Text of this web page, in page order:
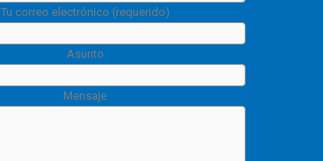
Tu correo electrónico (requerido)
Asunto
Mensaje